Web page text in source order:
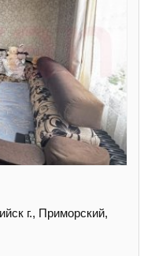
г., Приморский,